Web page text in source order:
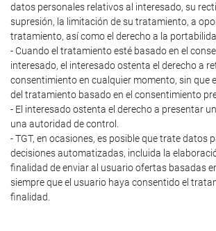
datos personales relativos al interesado, su
supresión, la limitación de su tratamiento, a
tratamiento, así como el derecho a la
- Cuando el tratamiento esté basado en el
interesado, el interesado ostenta el derecho a
consentimiento en cualquier momento, sin que
del tratamiento basado en el consentimiento
- El interesado ostenta el derecho a presentar
una autoridad de control.
- TGT, en ocasiones, es posible que trate datos
decisiones automatizadas, incluida la
finalidad de enviar al usuario ofertas basadas
siempre que el usuario haya consentido el
finalidad.